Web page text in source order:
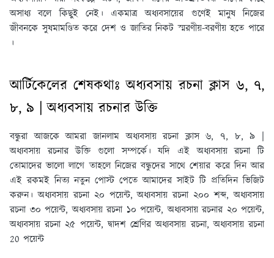
অসাধ্য বলে কিছুই নেই। একমাত্র অধ্যবসায়ের গুণেই মানুষ নিজের
জীবনকে সুষমামণ্ডিত করে দেশ ও জাতির নিকট স্মরণীয়-বরণীয় হতে পারে
।
আর্টিকেলের শেষকথাঃ অধ্যবসায় রচনা ক্লাস ৬, ৭,
৮, ৯ | অধ্যবসায় রচনার উক্তি
বন্ধুরা আজকে আমরা জানলাম অধ্যবসায় রচনা ক্লাস ৬, ৭, ৮, ৯ |
অধ্যবসায় রচনার উক্তি গুলো সম্পর্কে। যদি এই অধ্যবসায় রচনা টি
তোমাদের ভালো লাগে তাহলে নিজের বন্ধুদের সাথে শেয়ার করে দিন আর
এই রকমই নিত্য নতুন পোস্ট পেতে আমাদের সাইট টি প্রতিদিন ভিজিট
করুন। অধ্যবসায় রচনা ২০ পয়েন্ট, অধ্যবসায় রচনা ২০০ শব্দ, অধ্যবসায়
রচনা ৩০ পয়েন্ট, অধ্যবসায় রচনা ১০ পয়েন্ট, অধ্যবসায় রচনার ২০ পয়েন্ট,
অধ্যবসায় রচনা ২৫ পয়েন্ট, দ্বাদশ শ্রেণির অধ্যবসায় রচনা, অধ্যবসায় রচনা
20 পয়েন্ট